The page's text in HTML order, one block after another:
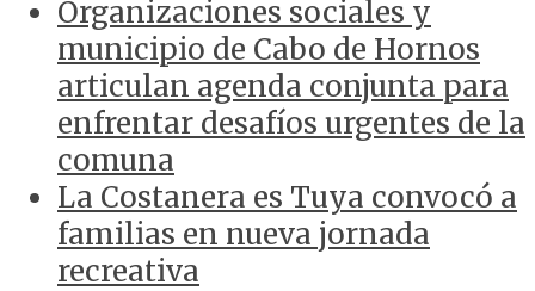
Organizaciones sociales y
municipio de Cabo de Hornos
articulan agenda conjunta para
enfrentar desafíos urgentes de la
comuna
La Costanera es Tuya convocó a
familias en nueva jornada
recreativa